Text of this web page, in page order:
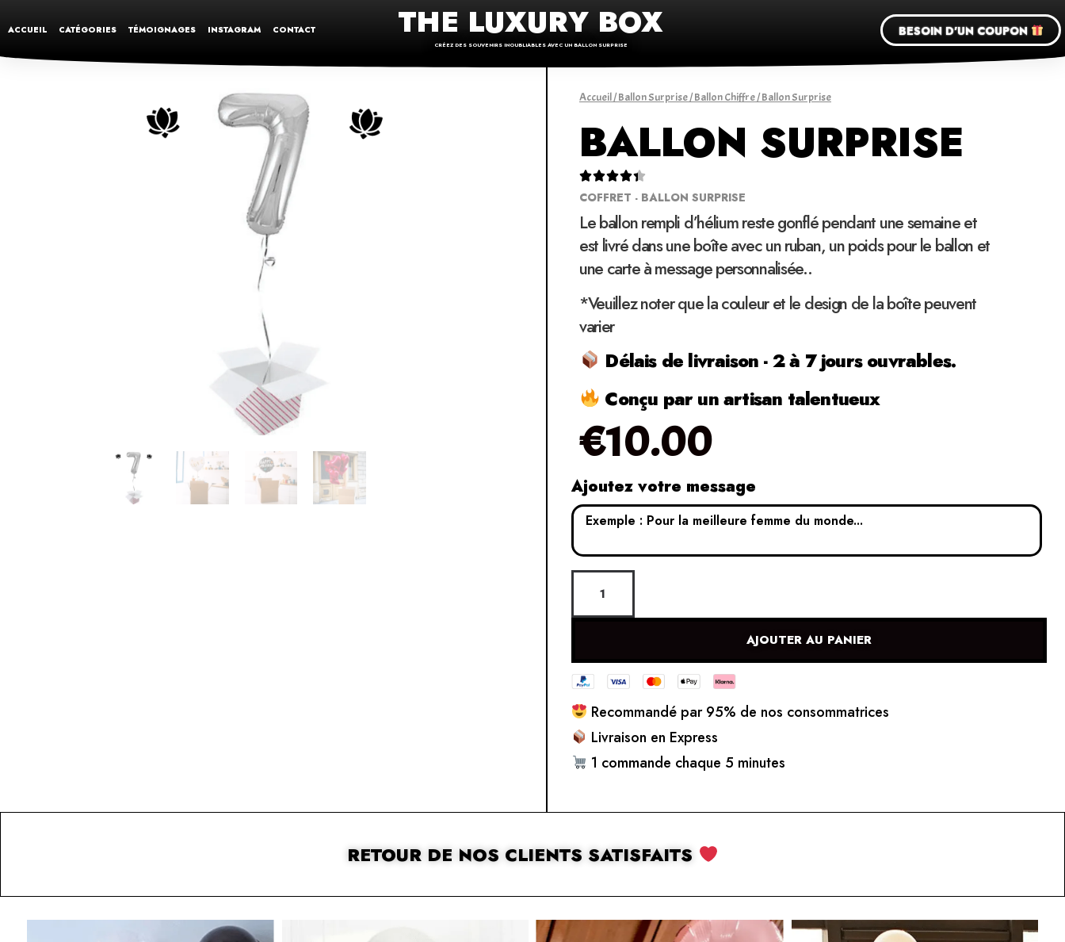
ACCUEIL CATÉGORIES TÉMOIGNAGES INSTAGRAM CONTACT THE LUXURY BOX
CRÉEZ DES SOUVENIRS INOUBLIABLES AVEC UN BALLON SURPRISE
BESOIN D'UN COUPON
Accueil/Ballon Surprise/Ballon Chiffre/ Ballon Surprise
BALLON SURPRISE

COFFRET - BALLON SURPRISE
Le ballon rempli d’hélium reste gonflé pendant une semaine et
est livré dans une boîte avec un ruban, un poids pour le ballon et
une carte à message personnalisée..
*Veuillez noter que la couleur et le design de la boîte peuvent
varier
Délais de livraison - 2 à 7 jours ouvrables.
Conçu par un artisan talentueux
€10.00
Ajoutez votre message
AJOUTER AU PANIER
Recommandé par 95% de nos consommatrices
Livraison en Express
1 commande chaque 5 minutes
RETOUR DE NOS CLIENTS SATISFAITS